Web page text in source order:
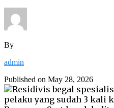
By
admin
Published on May 28, 2026